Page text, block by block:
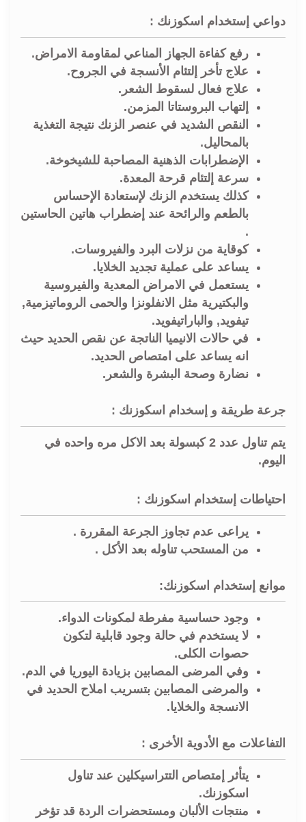
دواعي إستخدام اسكوزنك :
رفع كفاءة الجهاز المناعي لمقاومة الامراض.
علاج تأخر إلتئام الأنسجة في الجروح.
علاج فعال لسقوط الشعر.
إلتهاب البروستاتا المزمن.
النقص الشديد في عنصر الزنك نتيجة التغذية
بالمحاليل.
الإضطرابات الذهنية المصاحبة للشيخوخة.
سرعة إلتئام قرحة المعدة.
كذلك يستخدم الزنك لإستعادة الإحساس
بالطعم والرائحة عند إضطراب هاتين الحاستين
.
كوقاية من نزلات البرد والفيروسات.
يساعد على عملية تجديد الخلايا.
يستعمل في الامراض المعدية والفيروسية
والبكتيرية مثل الانفلونزا والحمى الروماتيزمية,
تيفويد, والباراتيفويد.
في حالات الانيميا الناتجة عن نقص الحديد حيث
انه يساعد على امتصاص الحديد.
نضارة وصحة البشرة والشعر.
جرعة طريقة و إسخدام اسكوزنك :
يتم تناول عدد 2 كبسولة بعد الاكل مره واحده في
اليوم.
احتياطات إستخدام اسكوزنك :
يراعى عدم تجاوز الجرعة المقررة .
من المستحب تناوله بعد الأكل .
موانع إستخدام اسكوزنك:
وجود حساسية مفرطة لمكونات الدواء.
لا يستخدم في حالة وجود قابلية لتكون
حصوات الكلى.
وفي المرضى المصابين بزيادة اليوريا في الدم.
والمرضى المصابين بتسريب املاح الحديد في
الانسجة والخلايا.
التفاعلات مع الأدوية الأخرى :
يتأثر إمتصاص التتراسيكلين عند تناول
اسكوزنك.
منتجات الألبان ومستحضرات الردة قد تؤخر